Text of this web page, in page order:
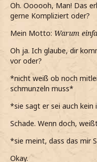
*noch sage, als er
*Owen das genaue
*als das mit Smilla
und sagt, dass das nur
Schon okay
*nur sage, da er es
*mir aber sicher bin,
so schnell ändern werde*
*als sein Magen
Umarmung löse*
Oh. Oooooh, Man! Das
gerne Kompliziert oder?
Mein Motto: Warum
Oh ja. Ich glaube, dir
vor oder?
*nicht weiß ob noch
schmunzeln muss*
*sie sagt er sei auch kein
Schade. Wenn doch,
*sie meint, dass das mir
Okay.